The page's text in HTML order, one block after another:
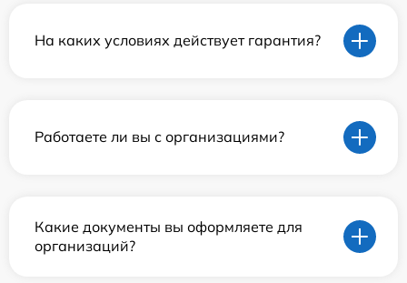
На каких условиях действует гарантия?
Работаете ли вы с организациями?
Какие документы вы оформляете для
организаций?